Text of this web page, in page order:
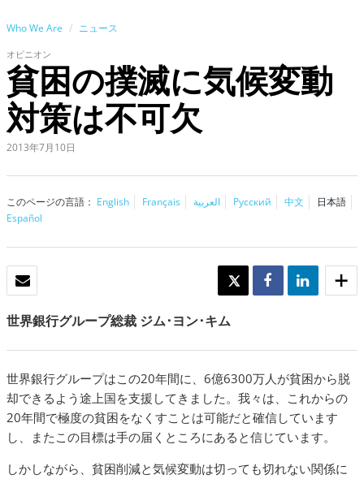
Who We Are ニュース
オピニオン
貧困の撲滅に気候変動
対策は不可欠
2013年7月10日
このページの言語： English Français العربية Русский 中文
日本語
Español
TWEET SHARE SHARE
世界銀行グループ総裁 ジム･ヨン･キム
世界銀行グループはこの20年間に、6億6300万人が貧困から脱
却できるよう途上国を支援してきました。我々は、これからの
20年間で極度の貧困をなくすことは可能だと確信しています
し、またこの目標は手の届くところにあると信じています。
しかしながら、貧困削減と気候変動は切っても切れない関係に